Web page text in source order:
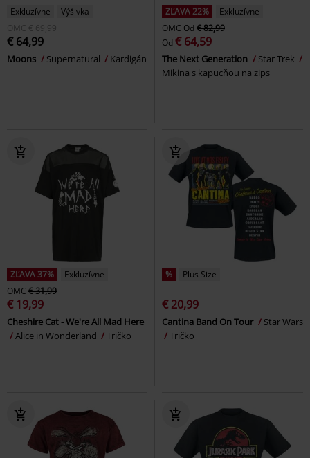
Exkluzívne
Výšivka
OMC € 69,99
€ 64,99
Moons Supernatural Kardigán
ZĽAVA 22%
Exkluzívne
OMC Od € 82,99
Od € 64,59
The Next Generation
Star Trek
Mikina s kapucňou na zips
ZĽAVA 37%
Exkluzívne
OMC € 31,99
€ 19,99
Cheshire Cat - We're All Mad Here
Alice in Wonderland
Tričko
% Plus Size
€ 20,99
Cantina Band On Tour
Star Wars
Tričko